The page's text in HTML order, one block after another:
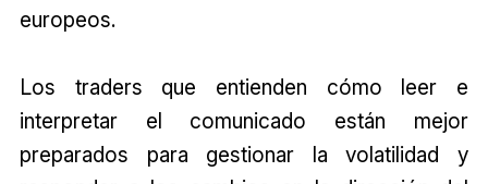
europeos.
Los traders que entienden cómo leer e
interpretar el comunicado están mejor
preparados para gestionar la volatilidad y